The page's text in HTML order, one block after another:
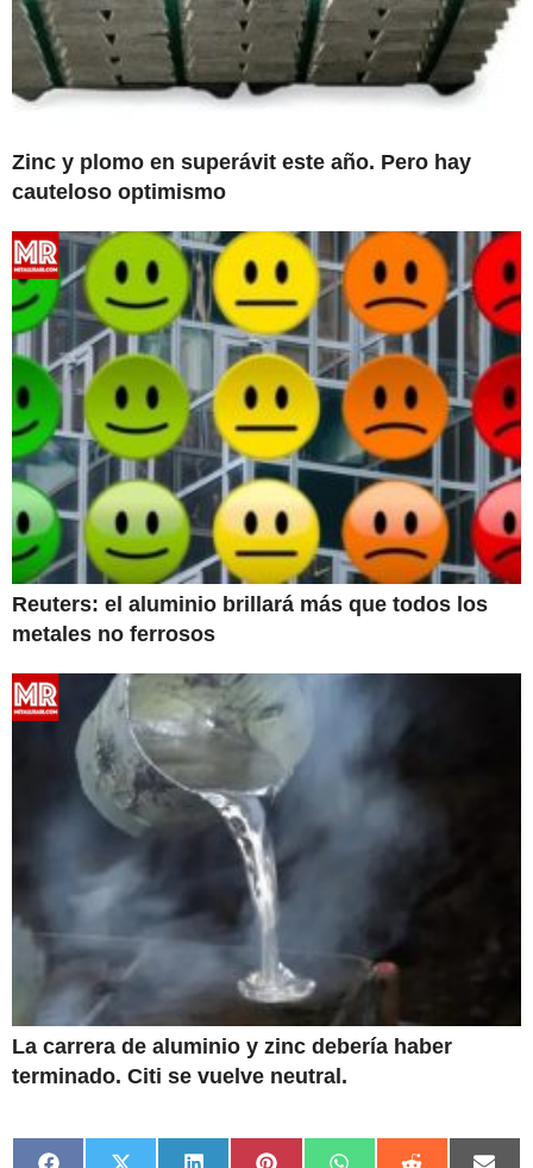
Zinc y plomo en superávit este año. Pero hay
cauteloso optimismo
Reuters: el aluminio brillará más que todos los
metales no ferrosos
La carrera de aluminio y zinc debería haber
terminado. Citi se vuelve neutral.